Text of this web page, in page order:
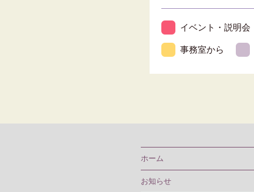
イベント・説明会
事務室から
ホーム
お知らせ